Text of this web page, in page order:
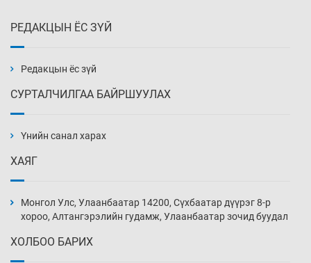
Уржигдар 14 цаг 00 мин
нэмэгджээ
Уржигдар 13 цаг 30 мин
РЕДАКЦЫН ЁС ЗҮЙ
Редакцын ёс зүй
СУРТАЛЧИЛГАА БАЙРШУУЛАХ
Үнийн санал харах
ХАЯГ
Монгол Улс, Улаанбаатар 14200, Сүхбаатар дүүрэг 8-р
хороо, Алтангэрэлийн гудамж, Улаанбаатар зочид буудал
ХОЛБОО БАРИХ